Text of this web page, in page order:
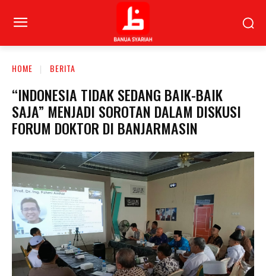
HOME BERITA
“INDONESIA TIDAK SEDANG BAIK-BAIK
SAJA” MENJADI SOROTAN DALAM DISKUSI
FORUM DOKTOR DI BANJARMASIN